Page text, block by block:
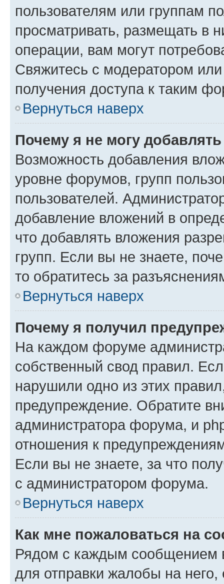
пользователям или группам
просматривать, размещать в
операции, вам могут
Свяжитесь с модератором
получения доступа к таким
Вернуться наверх
Почему я не могу
Возможность добавления
уровне форумов, групп
пользователей.
добавление вложений в
что добавлять вложения
групп. Если вы не знаете,
то обратитесь за
Вернуться наверх
Почему я получил
На каждом форуме
собственный свод правил.
нарушили одно из этих
предупреждение. Обратите
администратора форума, и
отношения к
Если вы не знаете, за что
с администратором форума.
Вернуться наверх
Как мне пожаловаться на
Рядом с каждым сообщением
для отправки жалобы на